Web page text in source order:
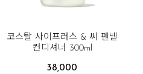
코스탈 사이프러스 & 씨 펜넬
컨디셔너 300ml
38,000